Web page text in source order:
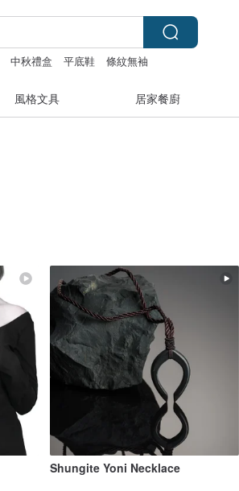
中秋禮盒 平底鞋 條紋無袖
風格文具 居家餐廚
Shungite Yoni Necklace